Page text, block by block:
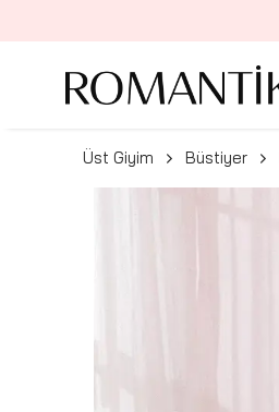
Üst Giyim Büstiyer